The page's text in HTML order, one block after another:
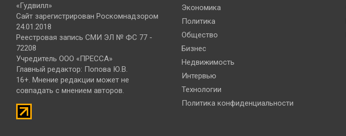
«Гудвилл»
Сайт зарегистрирован Роскомнадзором
24.01.2018
Реестровая запись СМИ ЭЛ № ФС 77 -
72208
Учредитель ООО «ПРЕССА»
Главный редактор: Попова Ю.В.
16+. Мнение редакции может не
совпадать с мнением авторов.
Экономика
Политика
Общество
Бизнес
Недвижимость
Интервью
Технологии
Политика конфиденциальности